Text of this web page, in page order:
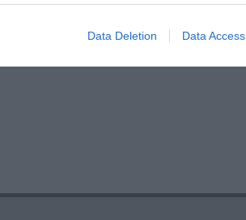
Data Deletion Data Access